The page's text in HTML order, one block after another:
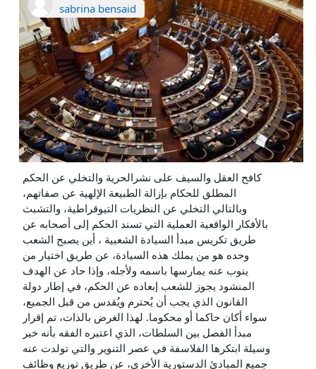
sabrina bensaid
كافح العقل والسيف على نشرالحرية والتخلي عن الحكم
المطلق للحكام بإزالة الطبيعة الإلهية عن صفاتهم،
وبالتالي التخلي عن النظريات التيوقراطية، والتشبث
بالأفكار الواقعية العملية التي تسند الحكم إلى أصحابه عن
طريق تكريس مبدأ السيادة الشعبية ، أين يصبح الشعب
وحده هو من يملك هذه السيادة، عن طريق اختيار من
ينوب عنه يمارسها باسمه ولأجله، وإذا حاد عن الهدف
المنشود يجوز للشعب إبعاده عن الحكم، في إطار دولة
القانون الذي يجب أن يُحترم ويُقدس من قبل الجميع،
سواء أكان حاكما أو محكوما. لهذا الغرض بالذات، تم إقرار
مبدأ الفصل بين السلطات، الذي اعتبره الفقه بأنه خير
وسيلة ابتكرها الفلاسفة في عصر التنوير والتي تولدت عنه
جميع المبادئ الدستورية الأخرى، عن طريق توزيع وظائف